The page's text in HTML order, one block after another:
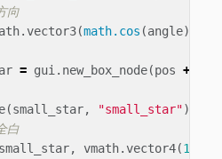
向
.vector3(math.cos (angle),
= gui . new_box_node(pos +
(small_star, "small_star")
白
small_star, vmath.vector4(1